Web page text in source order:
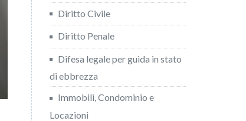
Diritto Civile
Diritto Penale
Difesa legale per guida in stato
di ebbrezza
Immobili, Condominio e
Locazioni